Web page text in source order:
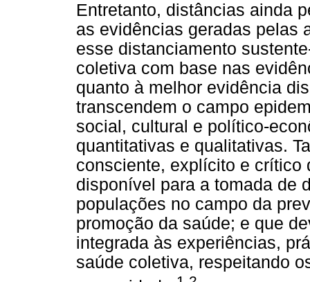
Entretanto, distâncias ainda
as evidências geradas pelas
esse distanciamento
coletiva com base nas
quanto à melhor evidência
transcendem o campo
social, cultural e político-
quantitativas e qualitativas.
consciente, explícito e crítico
disponível para a tomada de
populações no campo da
promoção da saúde; e que
integrada às experiências,
saúde coletiva, respeitando